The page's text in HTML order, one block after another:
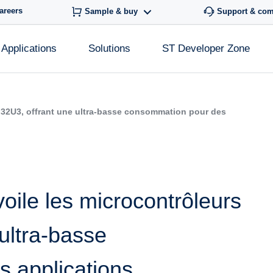
Sample & buy Support &
Applications Solutions ST Developer Zone
offrant une ultra-basse consommation pour des
les microcontrôleurs
basse